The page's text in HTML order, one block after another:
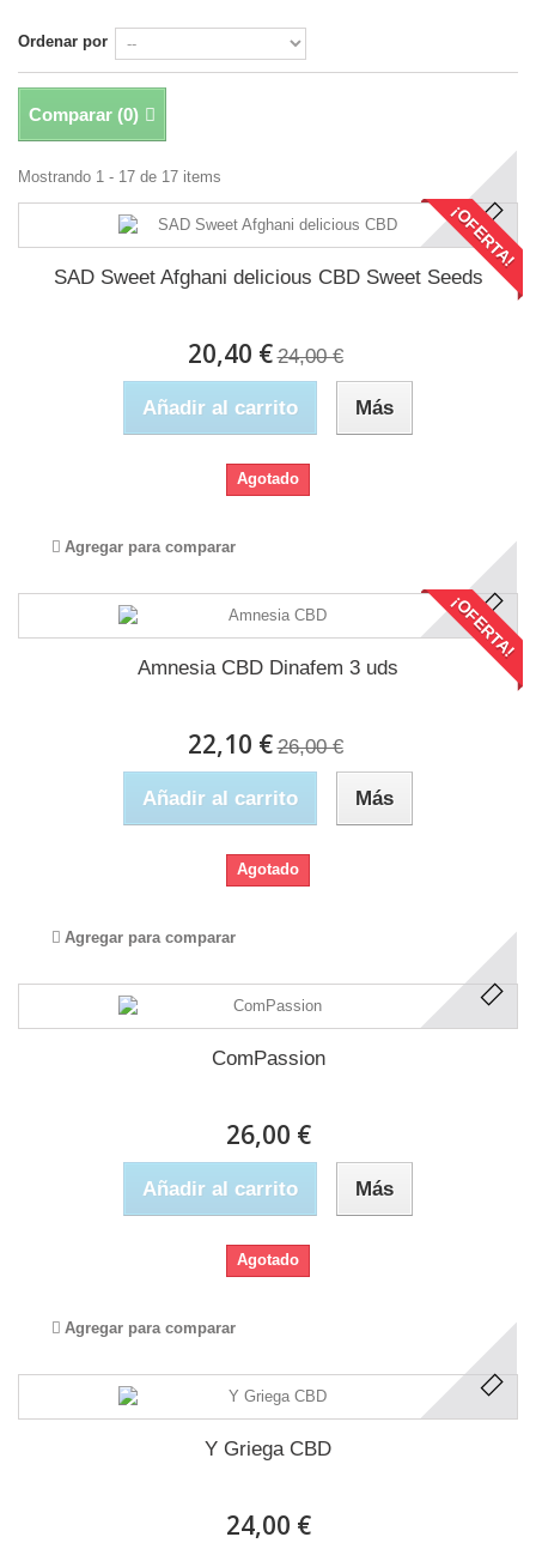
Ordenar por
Comparar (0)
Mostrando 1 - 17 de 17 items
¡OFERTA!
SAD Sweet Afghani delicious CBD Sweet Seeds
20,40 € 24,00 €
Añadir al carrito Más
Agotado
Agregar para comparar
¡OFERTA!
Amnesia CBD Dinafem 3 uds
22,10 € 26,00 €
Añadir al carrito Más
Agotado
Agregar para comparar
ComPassion
26,00 €
Añadir al carrito Más
Agotado
Agregar para comparar
Y Griega CBD
24,00 €